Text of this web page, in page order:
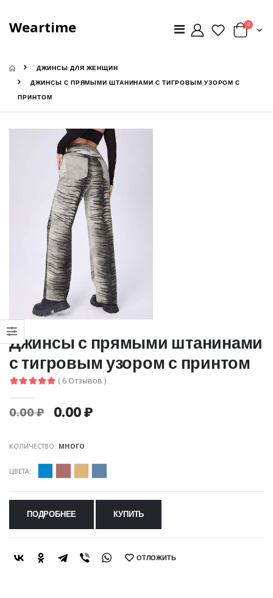
Weartime 0
ДЖИНСЫ ДЛЯ ЖЕНЩИН
ДЖИНСЫ С ПРЯМЫМИ ШТАНИНАМИ С ТИГРОВЫМ УЗОРОМ С
ПРИНТОМ
Джинсы с прямыми штанинами
с тигровым узором с принтом
( 6 Отзывов )
0.00 ₽ 0.00 ₽
КОЛИЧЕСТВО: МНОГО
ЦВЕТА:
ПОДРОБНЕЕ КУПИТЬ
SHARE: ОТЛОЖИТЬ